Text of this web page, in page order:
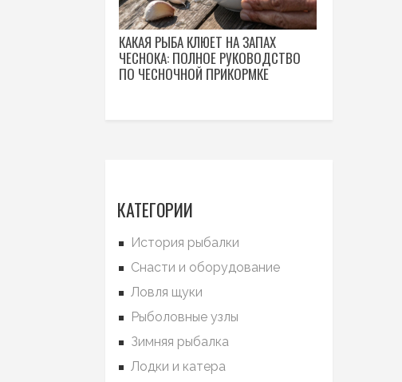
КАКАЯ РЫБА КЛЮЕТ НА ЗАПАХ
ЧЕСНОКА: ПОЛНОЕ РУКОВОДСТВО
ПО ЧЕСНОЧНОЙ ПРИКОРМКЕ
КАТЕГОРИИ
История рыбалки
Снасти и оборудование
Ловля щуки
Рыболовные узлы
Зимняя рыбалка
Лодки и катера